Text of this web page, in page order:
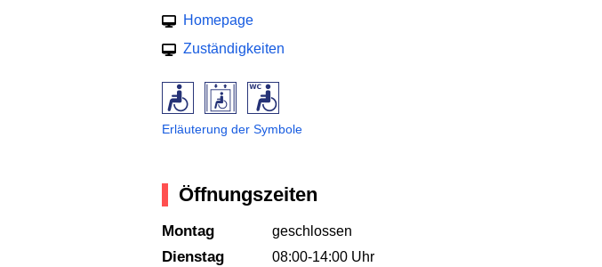
Homepage
Zuständigkeiten
Erläuterung der Symbole
Öffnungszeiten
Montag geschlossen
Dienstag 08:00-14:00 Uhr